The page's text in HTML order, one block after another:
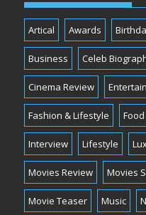
Artical Awards
Business Celeb
Cinema Review
Fashion & Lifestyle Food
Interview Lifestyle
Movies Review Movies
Movie Teaser Music